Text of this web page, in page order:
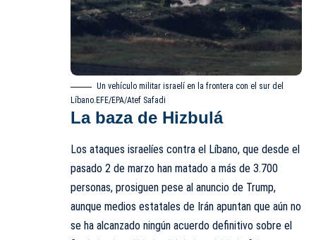
Un vehículo militar israelí en la frontera con el sur del
Líbano.EFE/EPA/Atef Safadi
La baza de Hizbulá
Los ataques israelíes contra el Líbano, que desde el
pasado 2 de marzo han matado a más de 3.700
personas, prosiguen pese al anuncio de Trump,
aunque medios estatales de Irán apuntan que aún no
se ha alcanzado ningún acuerdo definitivo sobre el